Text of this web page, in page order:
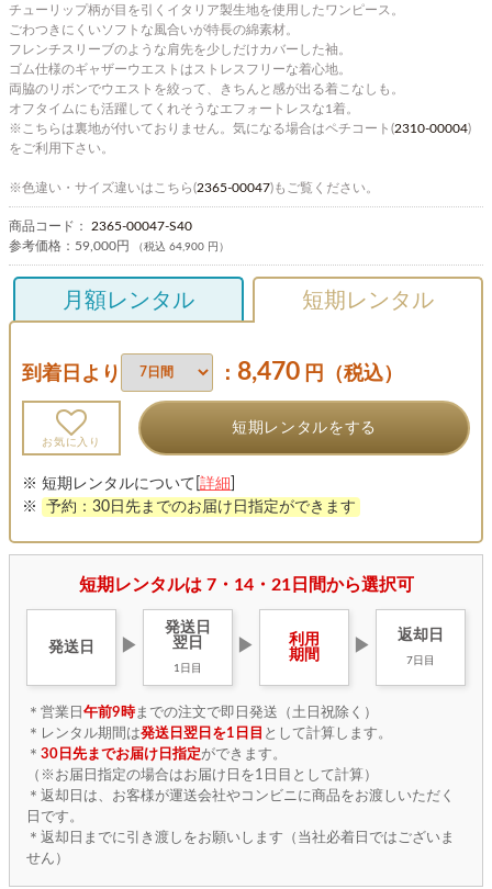
チューリップ柄が目を引くイタリア製生地を使用したワンピース。
ごわつきにくいソフトな風合いが特長の綿素材。
フレンチスリーブのような肩先を少しだけカバーした袖。
ゴム仕様のギャザーウエストはストレスフリーな着心地。
両脇のリボンでウエストを絞って、きちんと感が出る着こなしも。
オフタイムにも活躍してくれそうなエフォートレスな1着。
※こちらは裏地が付いておりません。気になる場合はペチコート(2310-00004)
をご利用下さい。
※色違い・サイズ違いはこちら(2365-00047)もご覧ください。
商品コード： 2365-00047-S40
参考価格： 59,000円 （税込 64,900 円）
月額レンタル 短期レンタル
到着日より ： 8,470 円（税込）
お気に入り
短期レンタルをする
※ 短期レンタルについて[ 詳細
※
予約：30日先までのお届け日指定ができます
短期レンタルは 7・14・21日間から選択可
発送日 ▶
発送日
翌日
1日目
▶
利用
期間
▶
返却日
7日目
＊営業日 午前9時までの注文で即日発送（土日祝除く）
＊レンタル期間は発送日翌日を1日目 として計算します。
＊ 30日先までお届け日指定ができます。
（※お届日指定の場合はお届け日を1日目として計算）
＊返却日は、お客様が運送会社やコンビニに商品をお渡しいただく
日です。
＊返却日までに引き渡しをお願いします（当社必着日ではございま
せん）